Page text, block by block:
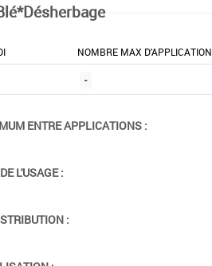
NOMBRE MAX D'APPLICATION
-
ENTRE APPLICATIONS :
L'USAGE :
: